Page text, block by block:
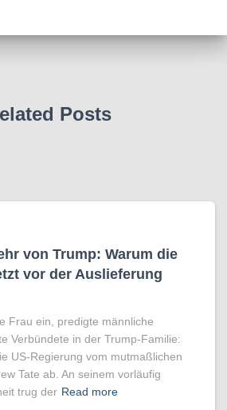
Posts
von Trump: Warum die
vor der Auslieferung
Frau ein, predigte männliche
Verbündete in der Trump-Familie:
US-Regierung vom mutmaßlichen
Tate ab. An seinem vorläufig
trug der Read more